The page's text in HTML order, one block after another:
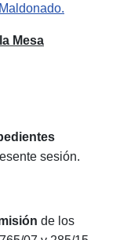
Mesa
sesión.
de los